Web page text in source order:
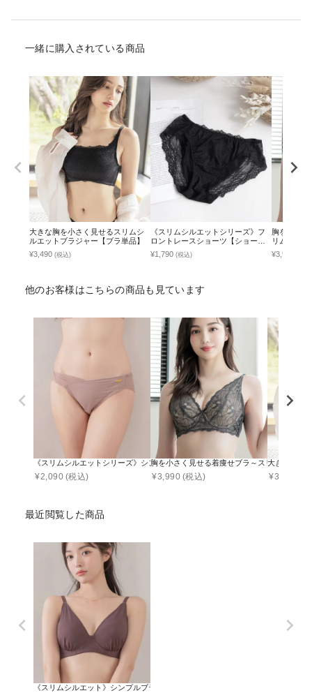
一緒に購入されている商品
大きな胸を小さく見せるスリムシ
ルエットブラジャー【ブラ単品】
¥3,490 (税込)
《スリムシルエットシリーズ》フ
ロントレースショーツ【ショーツ
単品】
¥1,790 (税込)
胸を小さ
リムシル
ース【ブラ
¥3,990
他のお客様はこちらの商品も見ています
《スリムシルエットシリーズ》シンプルコンフォートショーツ 【ショーツ単品】
¥2,090 (税込)
胸を小さく見せる着痩せブラ～スリムシルエ
¥3,990 (税込)
大きな胸を
¥3,490
最近閲覧した商品
《スリムシルエット》シンプルブラ【ブラ単品】